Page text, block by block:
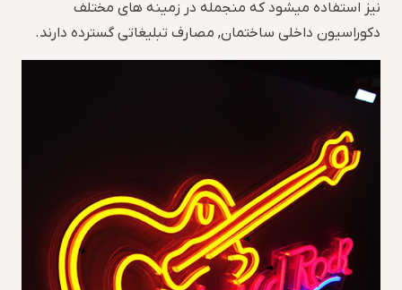
نیز استفاده میشود که منجمله در زمینه های مختلف
دکوراسیون داخلی ساختمان, مصارف تبلیغاتی گسترده دارند.